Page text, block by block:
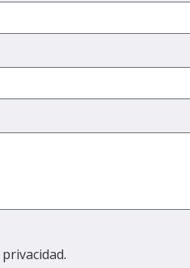
.